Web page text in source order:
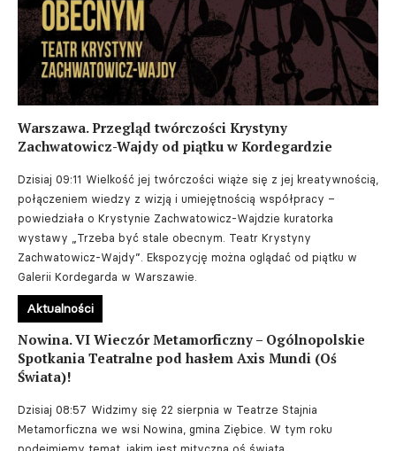
Warszawa. Przegląd twórczości Krystyny
Zachwatowicz-Wajdy od piątku w Kordegardzie
Dzisiaj 09:11 Wielkość jej twórczości wiąże się z jej kreatywnością,
połączeniem wiedzy z wizją i umiejętnością współpracy –
powiedziała o Krystynie Zachwatowicz-Wajdzie kuratorka
wystawy „Trzeba być stale obecnym. Teatr Krystyny
Zachwatowicz-Wajdy”. Ekspozycję można oglądać od piątku w
Galerii Kordegarda w Warszawie.
Nowina. VI Wieczór Metamorficzny – Ogólnopolskie
Spotkania Teatralne pod hasłem Axis Mundi (Oś
Świata)!
Dzisiaj 08:57 Widzimy się 22 sierpnia w Teatrze Stajnia
Metamorficzna we wsi Nowina, gmina Ziębice. W tym roku
Aktualności